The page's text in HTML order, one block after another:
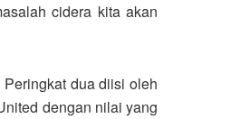
cidera kita akan
dua diisi oleh
dengan nilai yang